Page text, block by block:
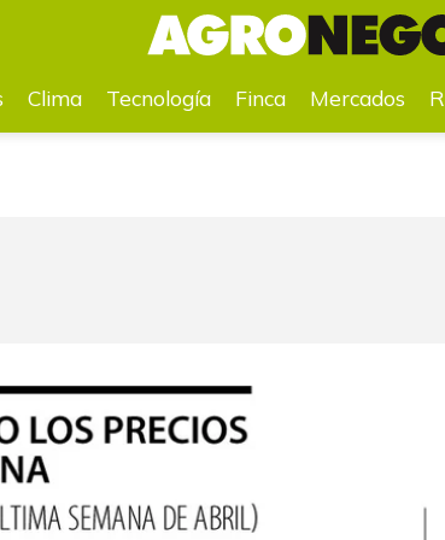
Mercados Remedios
Clima Tecnología Finca Mercados